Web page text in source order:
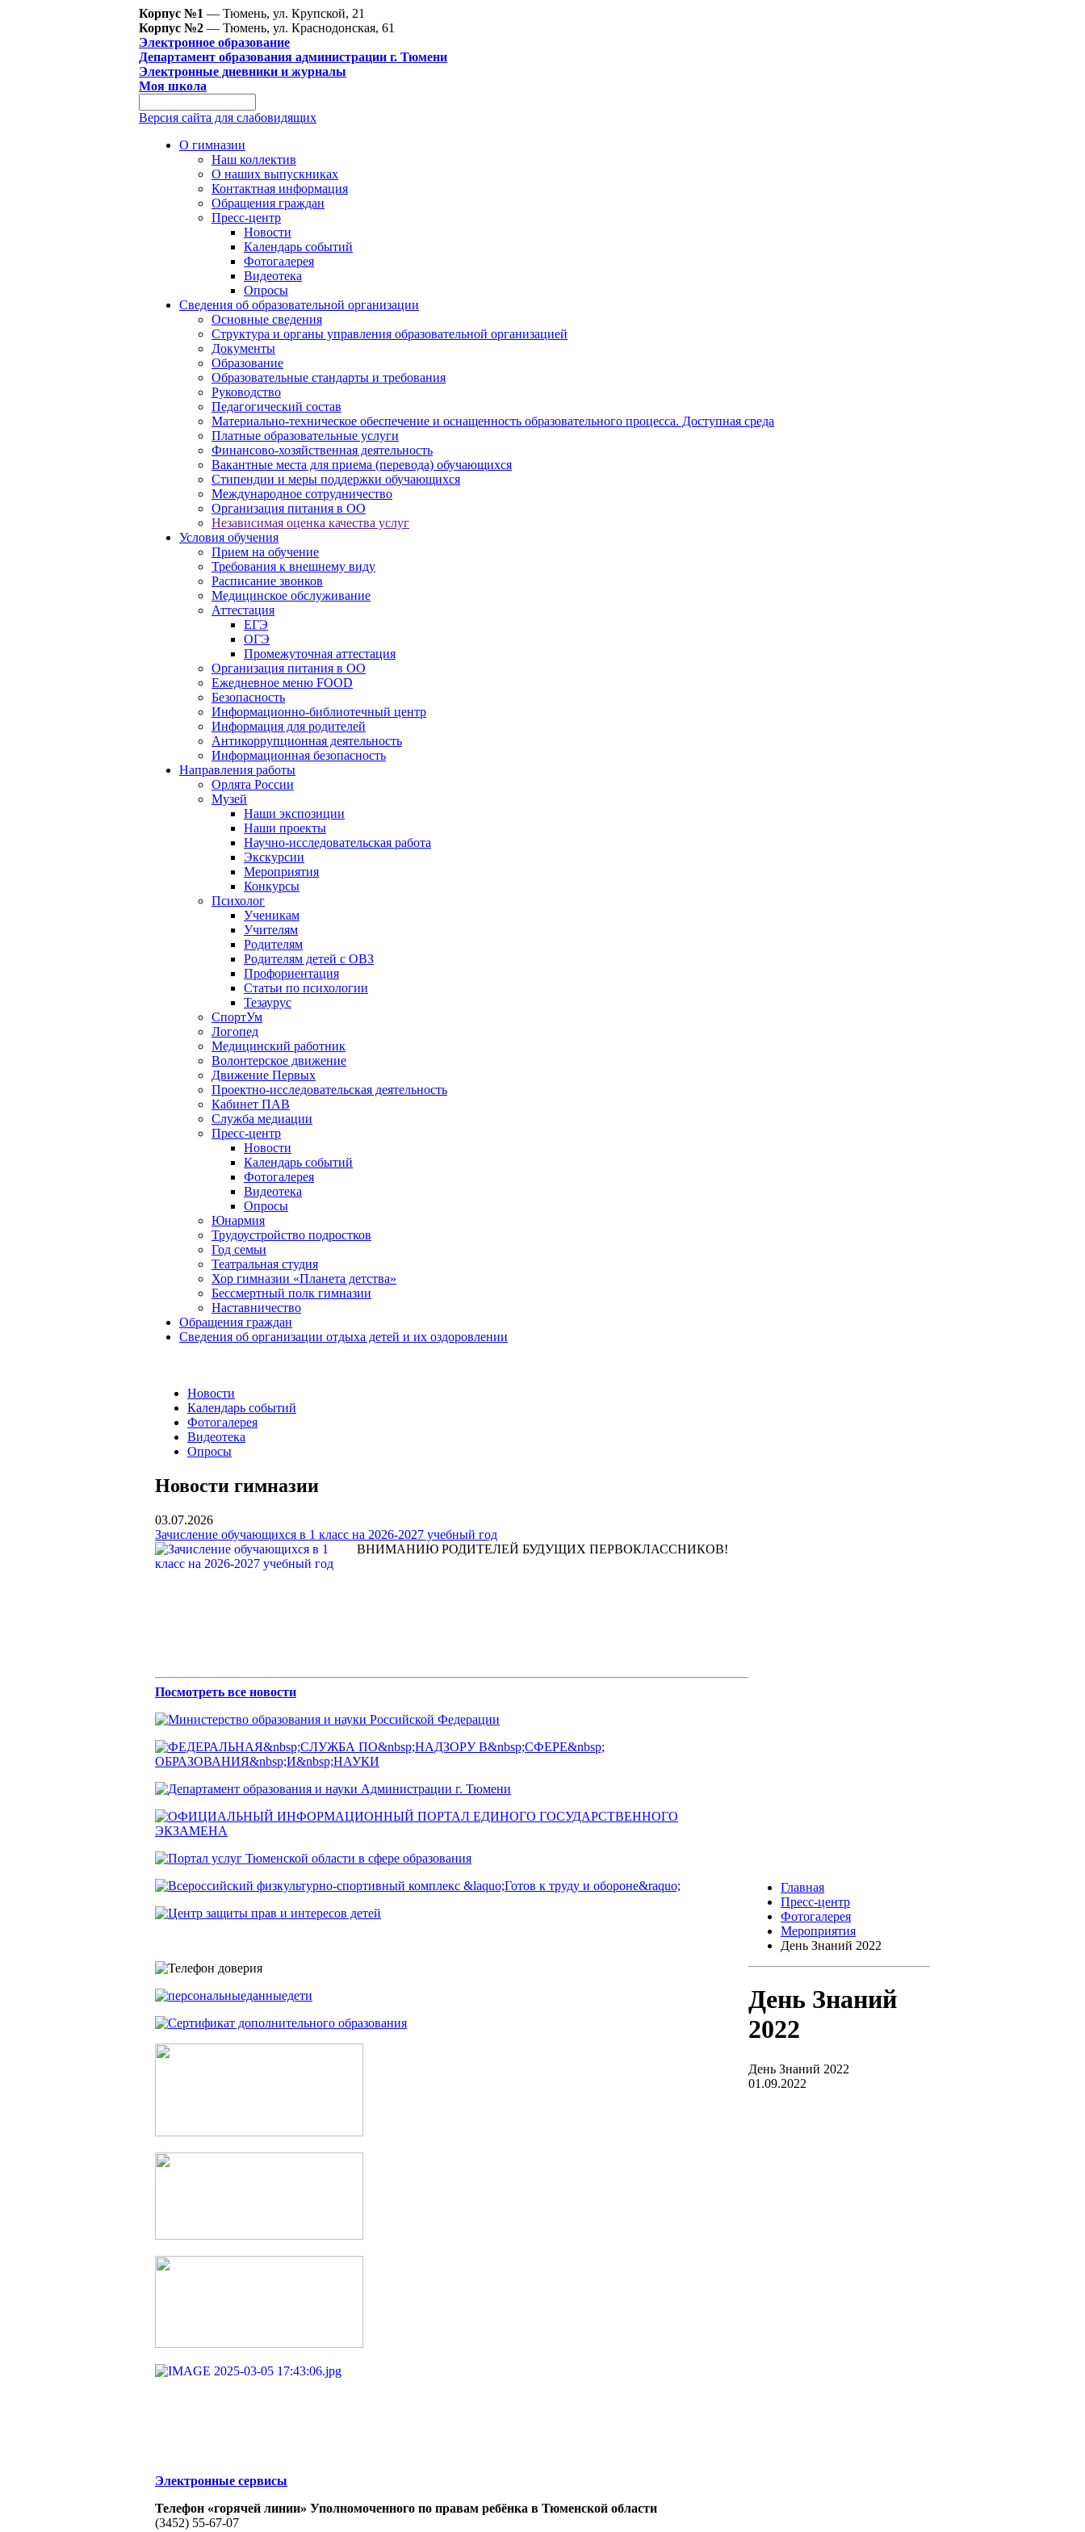
Корпус №1 — Тюмень, ул. Крупской, 21
Корпус №2 — Тюмень, ул. Краснодонская, 61
Электронное образование
Департамент образования администрации г. Тюмени
Электронные дневники и журналы
Моя школа
Версия сайта для слабовидящих
О гимназии
Наш коллектив
О наших выпускниках
Контактная информация
Обращения граждан
Пресс-центр
Новости
Календарь событий
Фотогалерея
Видеотека
Опросы
Сведения об образовательной организации
Основные сведения
Структура и органы управления образовательной организацией
Документы
Образование
Образовательные стандарты и требования
Руководство
Педагогический состав
Материально-техническое обеспечение и оснащенность образовательного процесса. Доступная среда
Платные образовательные услуги
Финансово-хозяйственная деятельность
Вакантные места для приема (перевода) обучающихся
Стипендии и меры поддержки обучающихся
Международное сотрудничество
Организация питания в ОО
Независимая оценка качества услуг
Условия обучения
Прием на обучение
Требования к внешнему виду
Расписание звонков
Медицинское обслуживание
Аттестация
ЕГЭ
ОГЭ
Промежуточная аттестация
Организация питания в ОО
Ежедневное меню FOOD
Безопасность
Информационно-библиотечный центр
Информация для родителей
Антикоррупционная деятельность
Информационная безопасность
Направления работы
Орлята России
Музей
Наши экспозиции
Наши проекты
Научно-исследовательская работа
Экскурсии
Мероприятия
Конкурсы
Психолог
Ученикам
Учителям
Родителям
Родителям детей с ОВЗ
Профориентация
Статьи по психологии
Тезаурус
СпортУм
Логопед
Медицинский работник
Волонтерское движение
Движение Первых
Проектно-исследовательская деятельность
Кабинет ПАВ
Служба медиации
Пресс-центр
Новости
Календарь событий
Фотогалерея
Видеотека
Опросы
Юнармия
Трудоустройство подростков
Год семьи
Театральная студия
Хор гимназии «Планета детства»
Бессмертный полк гимназии
Наставничество
Обращения граждан
Сведения об организации отдыха детей и их оздоровлении
Новости
Календарь событий
Фотогалерея
Видеотека
Опросы
Новости гимназии
03.07.2026
Зачисление обучающихся в 1 класс на 2026-2027 учебный год
ВНИМАНИЮ РОДИТЕЛЕЙ БУДУЩИХ ПЕРВОКЛАССНИКОВ!
Посмотреть все новости
Электронные сервисы
Телефон «горячей линии» Уполномоченного по правам ребёнка в Тюменской области
(3452) 55-67-07
Главная
Пресс-центр
Фотогалерея
Мероприятия
День Знаний 2022
День Знаний
2022
День Знаний 2022
01.09.2022